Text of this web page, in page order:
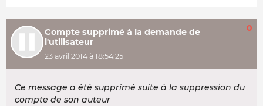
Compte supprimé à la demande de
l'utilisateur
23 avril 2014 à 18:54:25
0
Ce message a été supprimé suite à la suppression du
compte de son auteur